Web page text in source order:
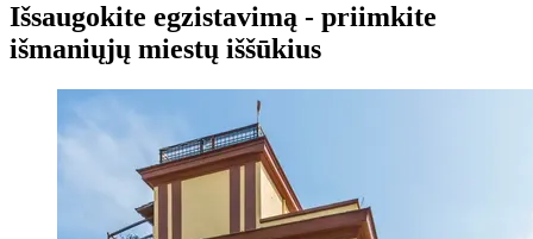
Išsaugokite egzistavimą - priimkite
išmaniųjų miestų iššūkius